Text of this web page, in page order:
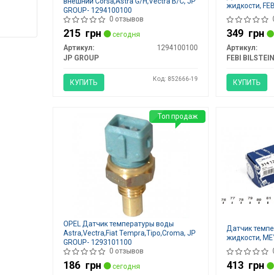
GROUP- 1294100100
0 отзывов
215 грн
сегодня
Артикул:
1294100100
JP GROUP
КУПИТЬ Код: 852666-19
жидкости,
349 грн
Артикул:
FEBI BILSTEIN
КУПИТЬ
OPEL Датчик температуры воды
Astra,Vectra,Fiat Tempra,Tipo,Croma, JP
GROUP- 1293101100
0 отзывов
186 грн
сегодня
Топ продаж
Датчик
жидкости,
413 грн